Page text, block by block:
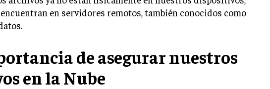
en servidores remotos, también conocidos como
de asegurar nuestros
en la Nube